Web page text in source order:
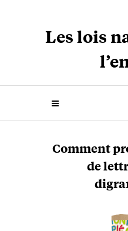
Les lois
Comment
de